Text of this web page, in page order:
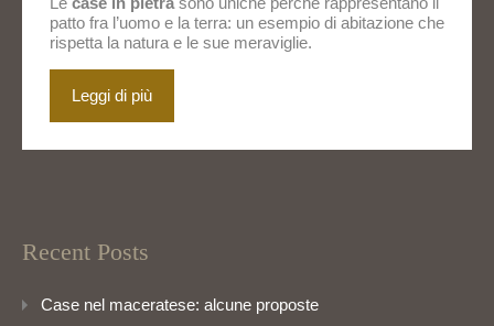
patto fra l’uomo e la terra: un esempio di abitazione che
rispetta la natura e le sue meraviglie.
Leggi di più
Recent Posts
Case nel maceratese: alcune proposte